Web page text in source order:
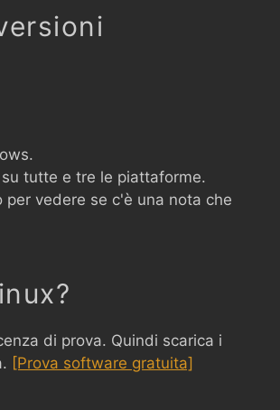
tutte e tre le piattaforme.
vedere se c'è una nota che
di prova. Quindi scarica i
[Prova software gratuita]